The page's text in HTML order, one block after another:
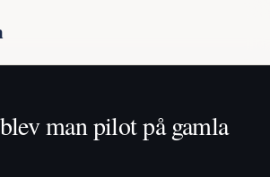
man pilot på gamla